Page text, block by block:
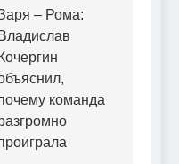
– Рома:
Владислав
Кочергин
команда